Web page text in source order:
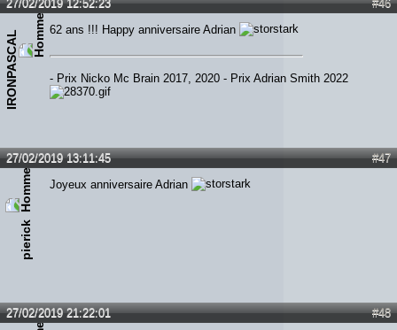
#46
27/02/2019 12:52:23
IRONPASCAL 62 ans !!! Happy anniversaire Adrian
- Prix Nicko Mc Brain 2017, 2020 - Prix Adrian Smith 2022
#47
27/02/2019 13:11:45
pierick
Joyeux anniversaire Adrian
#48
27/02/2019 21:22:01